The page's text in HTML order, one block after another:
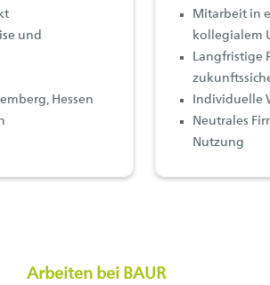
und
Hessen
Mitarbeit in
kollegialem
Langfristige
Individuelle
Neutrales
Nutzung
Arbeiten bei BAUR